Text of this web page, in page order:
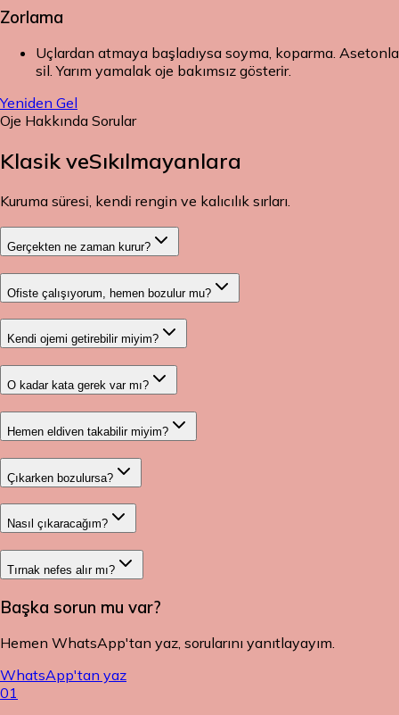
Zorlama
Uçlardan atmaya başladıysa soyma, koparma. Asetonla
sil. Yarım yamalak oje bakımsız gösterir.
Yeniden Gel
Oje Hakkında Sorular
Klasik veSıkılmayanlara
Kuruma süresi, kendi rengin ve kalıcılık sırları.
Gerçekten ne zaman kurur?
Ofiste çalışıyorum, hemen bozulur mu?
Kendi ojemi getirebilir miyim?
O kadar kata gerek var mı?
Hemen eldiven takabilir miyim?
Çıkarken bozulursa?
Nasıl çıkaracağım?
Tırnak nefes alır mı?
Başka sorun mu var?
Hemen WhatsApp'tan yaz, sorularını yanıtlayayım.
WhatsApp'tan yaz
01